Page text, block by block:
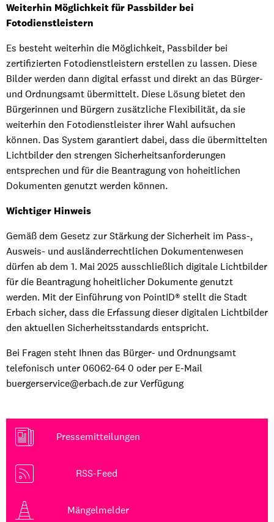
Weiterhin Möglichkeit für Passbilder bei
Fotodienstleistern
Es besteht weiterhin die Möglichkeit, Passbilder bei
zertifizierten Fotodienstleistern erstellen zu lassen. Diese
Bilder werden dann digital erfasst und direkt an das Bürger-
und Ordnungsamt übermittelt. Diese Lösung bietet den
Bürgerinnen und Bürgern zusätzliche Flexibilität, da sie
weiterhin den Fotodienstleister ihrer Wahl aufsuchen
können. Das System garantiert dabei, dass die übermittelten
Lichtbilder den strengen Sicherheitsanforderungen
entsprechen und für die Beantragung von hoheitlichen
Dokumenten genutzt werden können.
Wichtiger Hinweis
Gemäß dem Gesetz zur Stärkung der Sicherheit im Pass-,
Ausweis- und ausländerrechtlichen Dokumentenwesen
dürfen ab dem 1. Mai 2025 ausschließlich digitale Lichtbilder
für die Beantragung hoheitlicher Dokumente genutzt
werden. Mit der Einführung von PointID® stellt die Stadt
Erbach sicher, dass die Erfassung dieser digitalen Lichtbilder
den aktuellen Sicherheitsstandards entspricht.
Bei Fragen steht Ihnen das Bürger- und Ordnungsamt
telefonisch unter 06062-64 0 oder per E-Mail
buergerservice@erbach.de zur Verfügung
Pressemitteilungen
RSS-Feed
Mängelmelder